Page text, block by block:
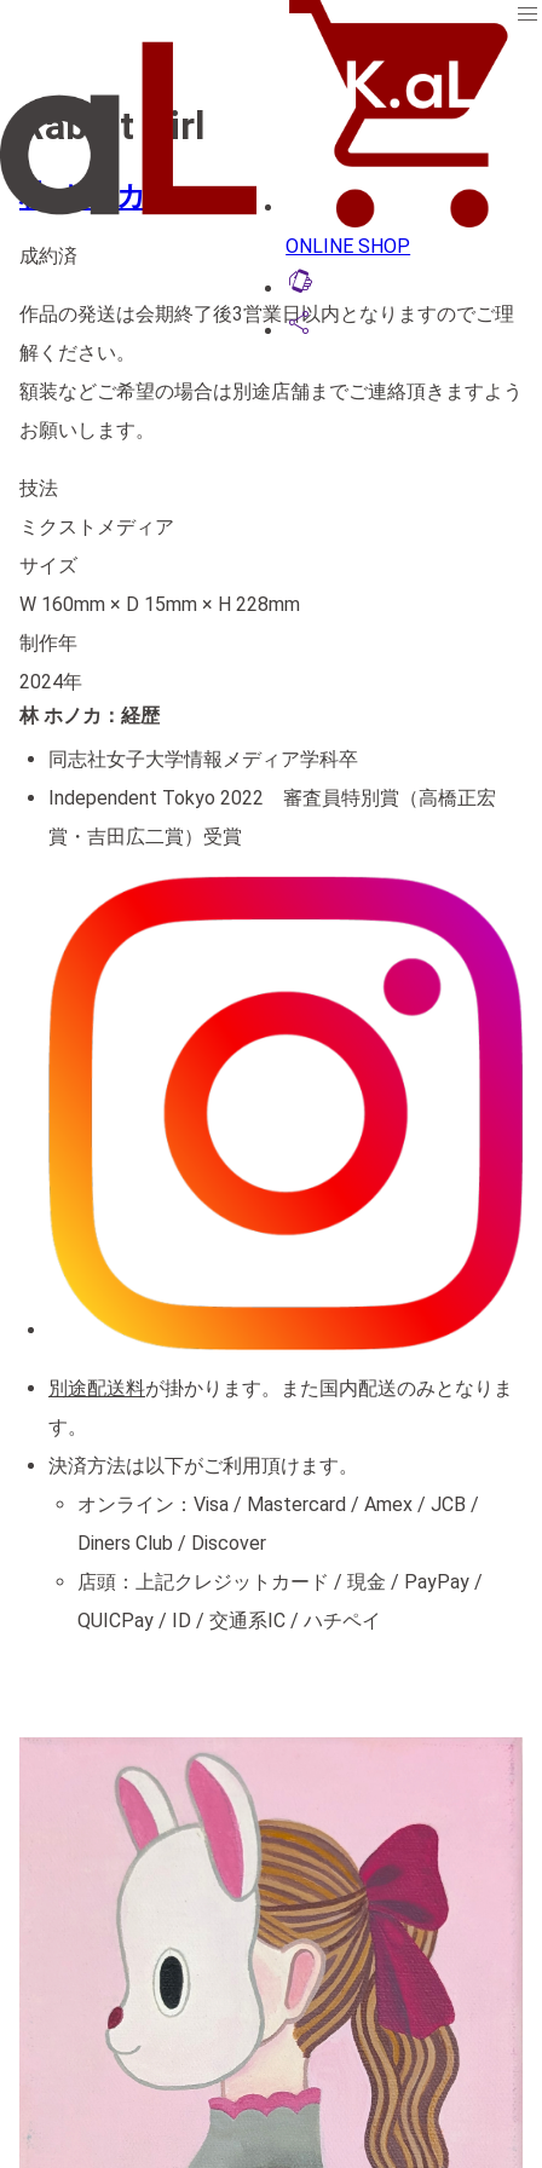
ONLINE SHOP
lift_to_talk
share
menu
Rabbit Girl
林 ホノカ
成約済
作品の発送は会期終了後3営業日以内となりますのでご理
解ください。
額装などご希望の場合は別途店舗までご連絡頂きますよう
お願いします。
技法
ミクストメディア
サイズ
W 160mm × D 15mm × H 228mm
制作年
2024年
林 ホノカ：経歴
同志社女子大学情報メディア学科卒
Independent Tokyo 2022 審査員特別賞（高橋正宏
賞・吉田広二賞）受賞
別途配送料が掛かります。また国内配送のみとなりま
す。
決済方法は以下がご利用頂けます。
オンライン：Visa / Mastercard / Amex / JCB /
Diners Club / Discover
店頭：上記クレジットカード / 現金 / PayPay /
QUICPay / ID / 交通系IC / ハチペイ